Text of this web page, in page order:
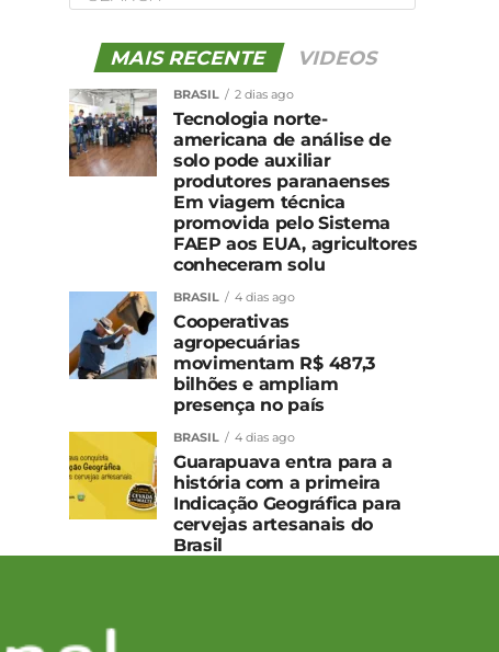
MAIS RECENTE VIDEOS
BRASIL 2 dias ago
Tecnologia norte-
americana de análise de
solo pode auxiliar
produtores paranaenses
Em viagem técnica
promovida pelo Sistema
FAEP aos EUA, agricultores
conheceram solu
BRASIL 4 dias ago
Cooperativas
agropecuárias
movimentam R$ 487,3
bilhões e ampliam
presença no país
BRASIL 4 dias ago
Guarapuava entra para a
história com a primeira
Indicação Geográfica para
cervejas artesanais do
Brasil